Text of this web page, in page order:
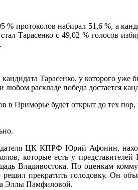
набирал 51,6 %, а
Тарасенко с 49,02 % голосов
Тарасенко, у которого уже
раскладе победа достается
в Приморье будет открыт до тех
ЦК КПРФ Юрий Афонин,
которые есть у
Владивостока. По оценкам
прекратить голодовку. Он
Эллы Памфиловой.